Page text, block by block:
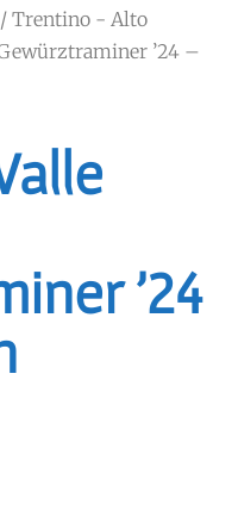
/ Trentino - Alto
’24 –
’24